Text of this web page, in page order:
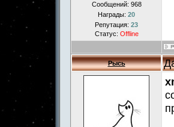
Сообщений: 968
Награды: 20
Репутация: 23
Статус: Offline
Рысь